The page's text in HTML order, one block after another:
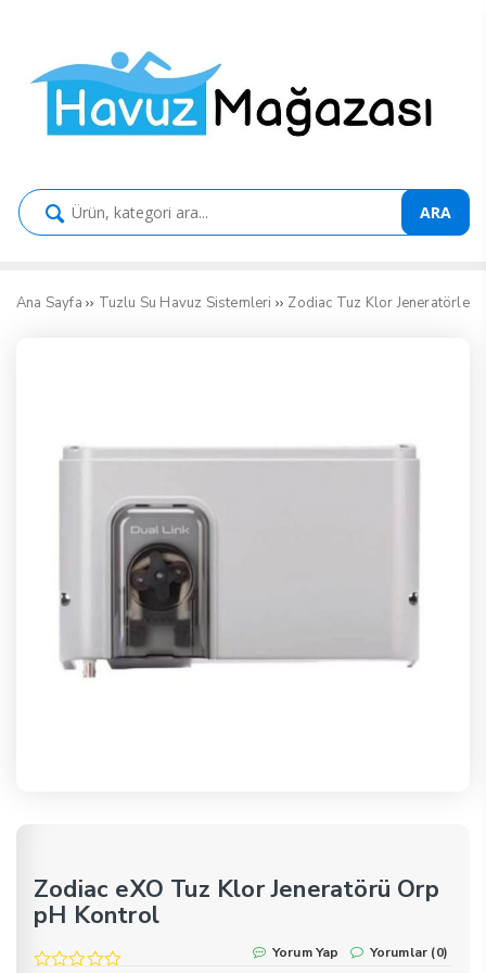
ARA
Ana Sayfa ›› Tuzlu Su Havuz Sistemleri ›› Zodiac Tuz Klor Jeneratörleri
Zodiac eXO Tuz Klor Jeneratörü Orp
pH Kontrol
Yorum Yap Yorumlar (0)